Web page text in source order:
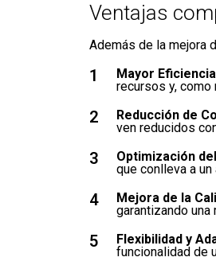
Ventajas
Además de la mejora
1 Mayor
recursos y, como
2 Reducción de
ven reducidos
3 Optimización
que conlleva a
4 Mejora de la
garantizando
5 Flexibilidad y
funcionalidad de